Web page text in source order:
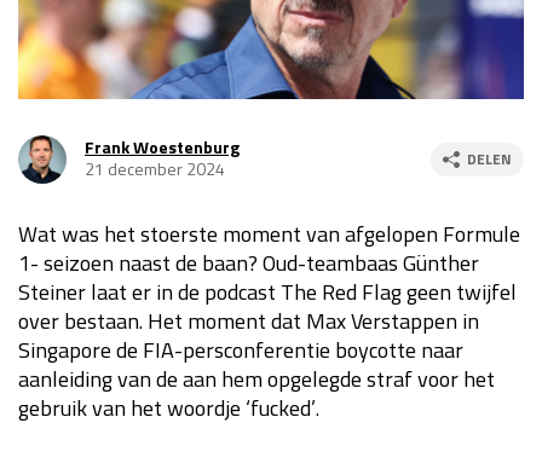
Race
za 13:00 - 15:00
Kwalificatie
za 23:00 - 00:00
Race
zo 21:00 - 23:00
GP MEXICO 2026
Kwalificatie
za 19:00 - 20:00
Race
zo 18:00 - 20:00
Frank Woestenburg
21 december 2024
DELEN
Wat was het stoerste moment van afgelopen Formule
1- seizoen naast de baan? Oud-teambaas Günther
Steiner laat er in de podcast The Red Flag geen twijfel
over bestaan. Het moment dat Max Verstappen in
Singapore de FIA-persconferentie boycotte naar
aanleiding van de aan hem opgelegde straf voor het
gebruik van het woordje ‘fucked’.